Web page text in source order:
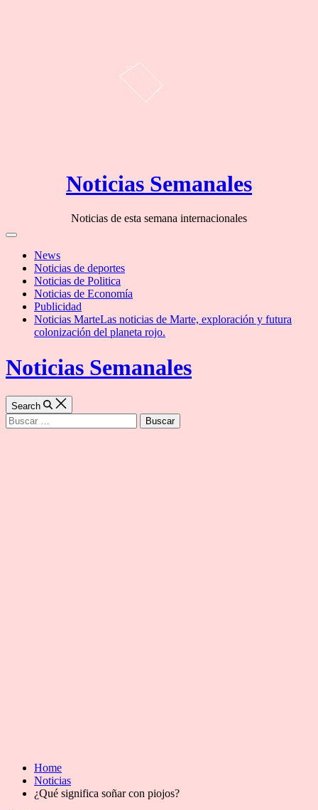
Noticias Semanales
Noticias de esta semana internacionales
Off
CanvasNews
Noticias de deportes
Noticias de Politica
Noticias de Economía
Publicidad
Noticias MarteLas noticias de Marte, exploración y futura
colonización del planeta rojo.
Noticias Semanales
Search
Buscar:
Home
Noticias
¿Qué significa soñar con piojos?